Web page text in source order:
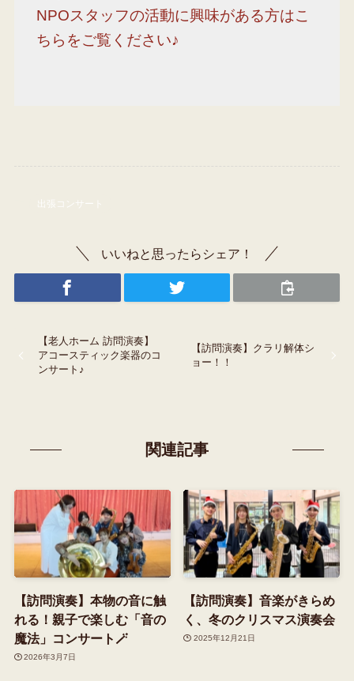
NPOスタッフの活動に興味がある方はこ
ちらをご覧ください♪
出張コンサート
いいねと思ったらシェア！
【老人ホーム 訪問演奏】
アコースティック楽器のコ
ンサート♪
【訪問演奏】クラリ解体シ
ョー！！
関連記事
【訪問演奏】本物の音に触
れる！親子で楽しむ「音の
魔法」コンサート🪄
2026年3月7日
【訪問演奏】音楽がきらめ
く、冬のクリスマス演奏会
2025年12月21日